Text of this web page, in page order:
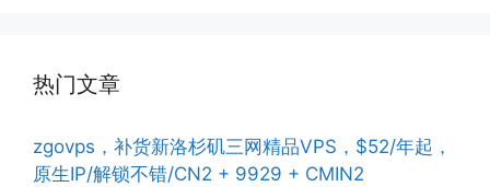
热门文章
zgovps，补货新洛杉矶三网精品VPS，$52/年起，
原生IP/解锁不错/CN2 + 9929 + CMIN2